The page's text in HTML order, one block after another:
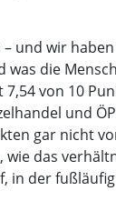
und wir
die
von 10
und
gar nicht
das
in der